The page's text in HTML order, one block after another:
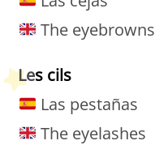
The eyebrowns
Les cils
Las pestañas
The eyelashes